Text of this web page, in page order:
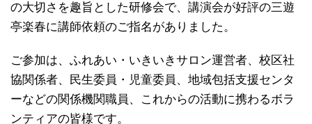
の大切さを趣旨とした研修会で、講演会が好評の三遊
亭楽春に講師依頼のご指名がありました。
ご参加は、ふれあい・いきいきサロン運営者、校区社
協関係者、民生委員・児童委員、地域包括支援センタ
ーなどの関係機関職員、これからの活動に携わるボラ
ンティアの皆様です。